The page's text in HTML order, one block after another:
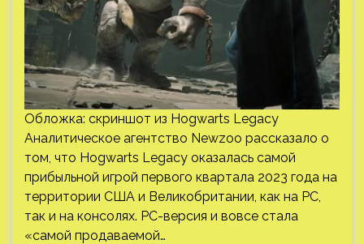
Обложка: скриншот из Hogwarts Legacy
Аналитическое агентство Newzoo рассказало о
том, что Hogwarts Legacy оказалась самой
прибыльной игрой первого квартала 2023 года на
территории США и Великобритании, как на PC,
так и на консолях. PC-версия и вовсе стала
«самой продаваемой…